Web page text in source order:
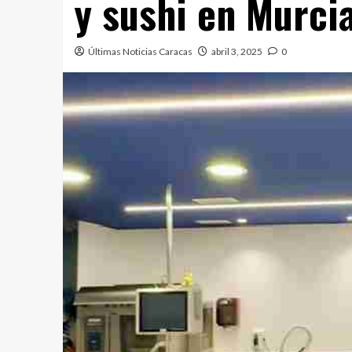
y sushi en
Últimas Noticias Caracas abril 3, 2025 0